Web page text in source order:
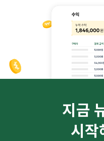
지금
시작